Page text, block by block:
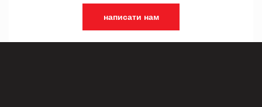
написати нам